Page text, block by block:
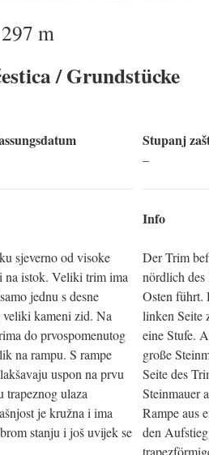
m
/ Grundstücke
sjeverno od visoke
na istok. Veliki trim ima
jednu s desne
veliki kameni zid. Na
do prvospomenutog
na rampu. S rampe
uspon na prvu
trapeznog ulaza
je kružna i ima
stanju i još uvijek se
Stupanj
–
Info
Der Trim
nördlich des
Osten führt.
linken Seite
eine Stufe.
große
Seite des
Steinmauer
Rampe aus
den